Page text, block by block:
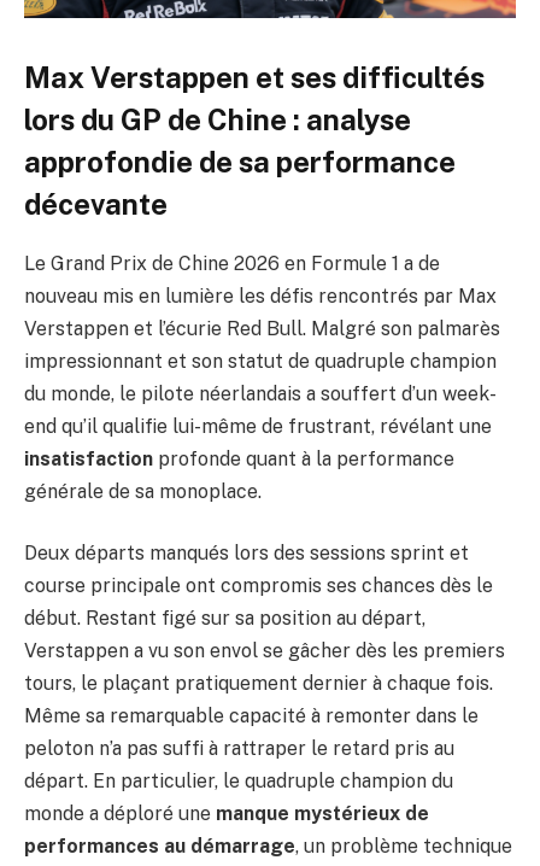
Max Verstappen et ses difficultés
lors du GP de Chine : analyse
approfondie de sa performance
décevante
Le Grand Prix de Chine 2026 en Formule 1 a de
nouveau mis en lumière les défis rencontrés par Max
Verstappen et l’écurie Red Bull. Malgré son palmarès
impressionnant et son statut de quadruple champion
du monde, le pilote néerlandais a souffert d’un week-
end qu’il qualifie lui-même de frustrant, révélant une
insatisfaction profonde quant à la performance
générale de sa monoplace.
Deux départs manqués lors des sessions sprint et
course principale ont compromis ses chances dès le
début. Restant figé sur sa position au départ,
Verstappen a vu son envol se gâcher dès les premiers
tours, le plaçant pratiquement dernier à chaque fois.
Même sa remarquable capacité à remonter dans le
peloton n’a pas suffi à rattraper le retard pris au
départ. En particulier, le quadruple champion du
monde a déploré une manque mystérieux de
performances au démarrage, un problème technique